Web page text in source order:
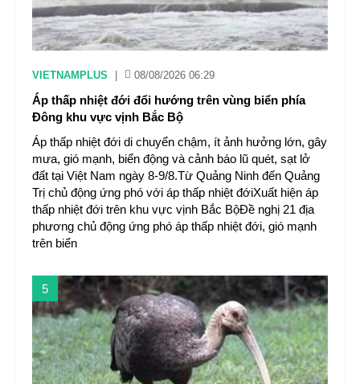
VIETNAMPLUS 08/08/2026 06:29
Áp thấp nhiệt đới đổi hướng trên vùng biển phía
Đông khu vực vịnh Bắc Bộ
Áp thấp nhiệt đới di chuyển chậm, ít ảnh hưởng lớn, gây
mưa, gió mạnh, biển động và cảnh báo lũ quét, sạt lở
đất tại Việt Nam ngày 8-9/8.Từ Quảng Ninh đến Quảng
Trị chủ động ứng phó với áp thấp nhiệt đớiXuất hiện áp
thấp nhiệt đới trên khu vực vịnh Bắc BộĐề nghị 21 địa
phương chủ động ứng phó áp thấp nhiệt đới, gió mạnh
trên biển
5